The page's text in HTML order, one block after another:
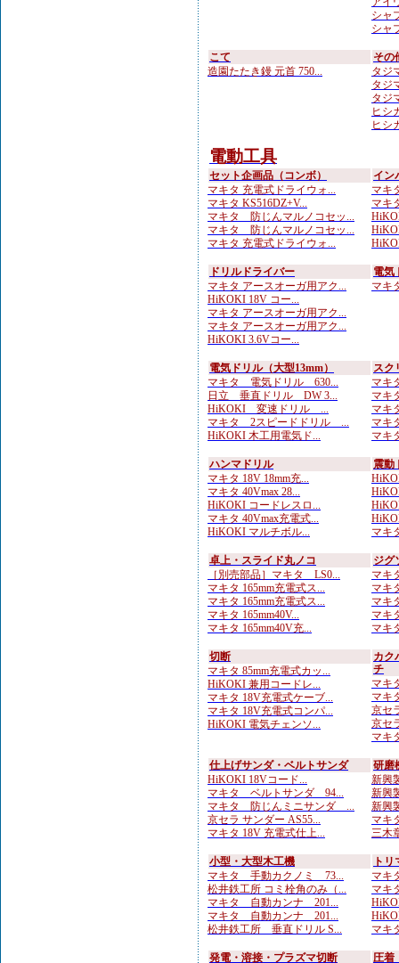
シャ
シャ
こて
造園たたき鏝 元首 750...
その
タジ
タジ
タジ
ヒシ
ヒシ
電動工具
セット企画品（コンボ）
マキタ 充電式ドライウォ...
マキタ KS516DZ+V...
マキタ 防じんマルノコセッ...
マキタ 防じんマルノコセッ...
マキタ 充電式ドライウォ...
イン
マキ
マキ
ドリルドライバー
マキタ アースオーガ用アク...
HiKOKI 18V コー...
マキタ アースオーガ用アク...
マキタ アースオーガ用アク...
HiKOKI 3.6Vコー...
電気
マキ
電気ドリル（大型13mm）
マキタ 電気ドリル 630...
日立 垂直ドリル DW 3...
HiKOKI 変速ドリル ...
マキタ 2スピードドリル ...
HiKOKI 木工用電気ド...
スク
マキ
マキ
マキ
マキ
マキ
ハンマドリル
マキタ 18V 18mm充...
マキタ 40Vmax 28...
HiKOKI コードレスロ...
マキタ 40Vmax充電式...
HiKOKI マルチボル...
震動
マキ
卓上・スライド丸ノコ
［別売部品］マキタ LS0...
マキタ 165mm充電式ス...
マキタ 165mm充電式ス...
マキタ 165mm40V...
マキタ 165mm40V充...
ジグ
マキ
マキ
マキ
マキ
マキ
切断
マキタ 85mm充電式カッ...
HiKOKI 兼用コードレ...
マキタ 18V充電式ケーブ...
マキタ 18V充電式コンパ...
HiKOKI 電気チェンソ...
カク
チ
マキ
マキ
京セ
京セ
マキ
仕上げサンダ・ベルトサンダ
HiKOKI 18Vコード...
マキタ ベルトサンダ 94...
マキタ 防じんミニサンダ ...
京セラ サンダー AS55...
マキタ 18V 充電式仕上...
研磨
新興
新興
新興
マキ
三木
小型・大型木工機
マキタ 手動カクノミ 73...
松井鉄工所 コミ栓角のみ（...
マキタ 自動カンナ 201...
マキタ 自動カンナ 201...
松井鉄工所 垂直ドリル S...
ト
マキ
マキ
マキ
発電・溶接・プラズマ切断 圧着